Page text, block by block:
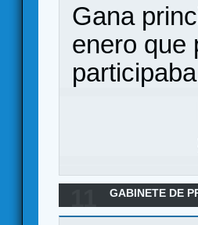
Gana
enero que
GABINETE DE
Civil de